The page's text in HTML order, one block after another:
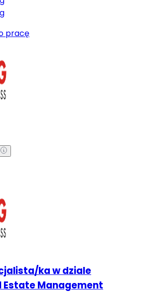
pracę
ka w dziale
Estate Management